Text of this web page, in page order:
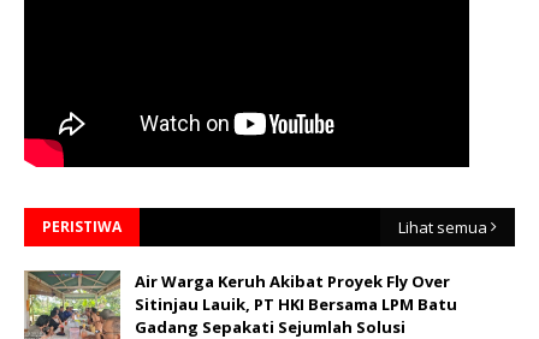
PERISTIWA Lihat semua
Air Warga Keruh Akibat Proyek Fly Over
Sitinjau Lauik, PT HKI Bersama LPM Batu
Gadang Sepakati Sejumlah Solusi